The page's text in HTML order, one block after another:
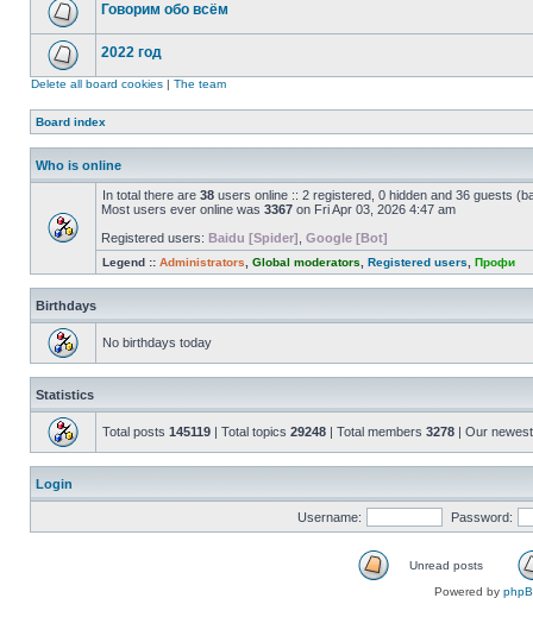
Говорим обо всём
2022 год
Delete all board cookies | The team
Board index
Who is online
In total there are 38 users online :: 2 registered, 0 hidden and 36 guests
Most users ever online was 3367 on Fri Apr 03, 2026 4:47 am
Registered users: Baidu [Spider] Google [Bot]
Legend :: Administrators Global moderators Registered users Профи
Birthdays
No birthdays today
Statistics
Total posts 145119 | Total topics 29248 | Total members 3278 | Our
Login
Username: Password:
Unread posts
Powered by